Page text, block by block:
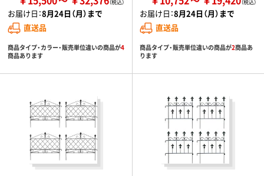
お届け日：8月24日（月）まで
直送品
商品タイプ・カラー・販売単位違いの商品が4
商品あります
お届け日：8月24日（月）まで
直送品
商品タイプ・販売単位違いの商品が2商品あ
ります